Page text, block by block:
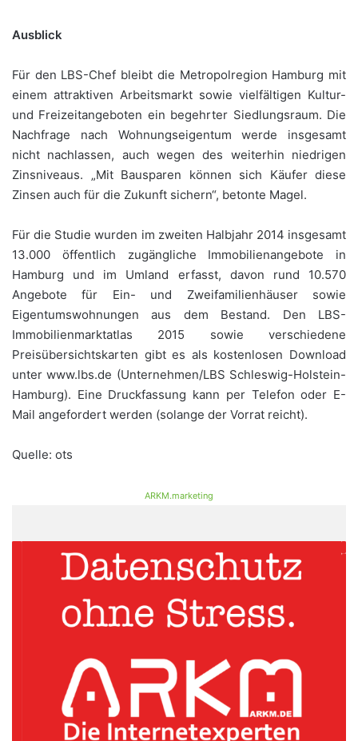
Ausblick
Für den LBS-Chef bleibt die Metropolregion Hamburg mit
einem attraktiven Arbeitsmarkt sowie vielfältigen Kultur-
und Freizeitangeboten ein begehrter Siedlungsraum. Die
Nachfrage nach Wohnungseigentum werde insgesamt
nicht nachlassen, auch wegen des weiterhin niedrigen
Zinsniveaus. „Mit Bausparen können sich Käufer diese
Zinsen auch für die Zukunft sichern“, betonte Magel.
Für die Studie wurden im zweiten Halbjahr 2014 insgesamt
13.000 öffentlich zugängliche Immobilienangebote in
Hamburg und im Umland erfasst, davon rund 10.570
Angebote für Ein- und Zweifamilienhäuser sowie
Eigentumswohnungen aus dem Bestand. Den LBS-
Immobilienmarktatlas 2015 sowie verschiedene
Preisübersichtskarten gibt es als kostenlosen Download
unter www.lbs.de (Unternehmen/LBS Schleswig-Holstein-
Hamburg). Eine Druckfassung kann per Telefon oder E-
Mail angefordert werden (solange der Vorrat reicht).
Quelle: ots
ARKM.marketing